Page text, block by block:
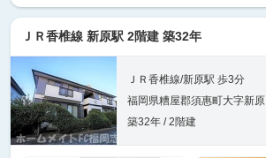
ＪＲ香椎線 新原駅 2階建 築32年
ＪＲ香椎線/新原駅 歩3分
福岡県糟屋郡須惠町大字新原
築32年 / 2階建